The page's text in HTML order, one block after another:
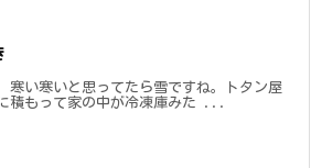
い寒いと思ってたら雪ですね。トタン屋
積もって家の中が冷凍庫みた ...